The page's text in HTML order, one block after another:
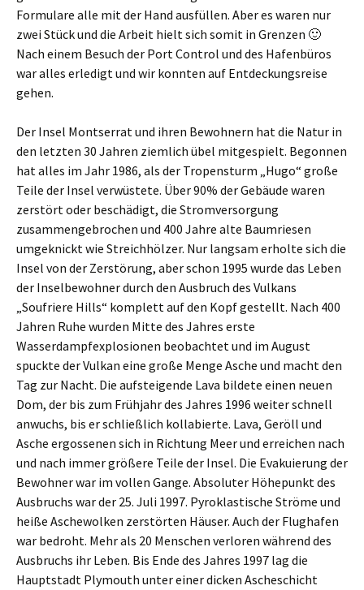
Formulare alle mit der Hand ausfüllen. Aber es waren nur
zwei Stück und die Arbeit hielt sich somit in Grenzen 🙂
Nach einem Besuch der Port Control und des Hafenbüros
war alles erledigt und wir konnten auf Entdeckungsreise
gehen.
Der Insel Montserrat und ihren Bewohnern hat die Natur in
den letzten 30 Jahren ziemlich übel mitgespielt. Begonnen
hat alles im Jahr 1986, als der Tropensturm „Hugo“ große
Teile der Insel verwüstete. Über 90% der Gebäude waren
zerstört oder beschädigt, die Stromversorgung
zusammengebrochen und 400 Jahre alte Baumriesen
umgeknickt wie Streichhölzer. Nur langsam erholte sich die
Insel von der Zerstörung, aber schon 1995 wurde das Leben
der Inselbewohner durch den Ausbruch des Vulkans
„Soufriere Hills“ komplett auf den Kopf gestellt. Nach 400
Jahren Ruhe wurden Mitte des Jahres erste
Wasserdampfexplosionen beobachtet und im August
spuckte der Vulkan eine große Menge Asche und macht den
Tag zur Nacht. Die aufsteigende Lava bildete einen neuen
Dom, der bis zum Frühjahr des Jahres 1996 weiter schnell
anwuchs, bis er schließlich kollabierte. Lava, Geröll und
Asche ergossenen sich in Richtung Meer und erreichen nach
und nach immer größere Teile der Insel. Die Evakuierung der
Bewohner war im vollen Gange. Absoluter Höhepunkt des
Ausbruchs war der 25. Juli 1997. Pyroklastische Ströme und
heiße Aschewolken zerstörten Häuser. Auch der Flughafen
war bedroht. Mehr als 20 Menschen verloren während des
Ausbruchs ihr Leben. Bis Ende des Jahres 1997 lag die
Hauptstadt Plymouth unter einer dicken Ascheschicht